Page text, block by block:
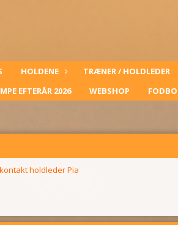
HOLDENE TRÆNER / HOLDLEDER
EFTERÅR 2026 WEBSHOP
holdleder Pia